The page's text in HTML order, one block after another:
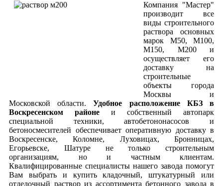
Компания "Мастер"
производит все
виды строительного
раствора основных
марок М50, М100,
М150, М200 и
осуществляет его
доставку на
строительные
объекты города
Москвы и
Московской области.Удобное расположение КБЗ в
Воскресенском районе и собственный автопарк
специальной техники, автобетононасосов и
бетоносмесителей обеспечивает оперативную доставку в
Воскресенске, Коломне, Луховицах, Бронницах,
Егорьевске, Шатуре не только строительным
организациям, но и частным клиентам.
Квалифицированные специалисты нашего завода помогут
Вам выбрать и купить кладочный, штукатурный или
отделочный раствор из ассортимента бетонного завода в